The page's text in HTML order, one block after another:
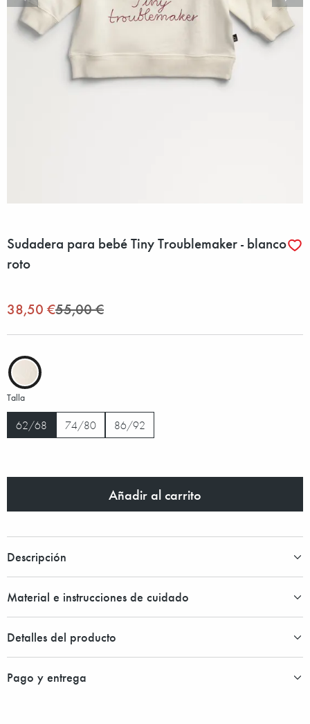
Sudadera para bebé Tiny Troublemaker - blanco
roto
38,50 €55,00 €
Talla
62/68 74/80 86/92
Añadir al carrito
Descripción
Material e instrucciones de cuidado
Detalles del producto
Pago y entrega